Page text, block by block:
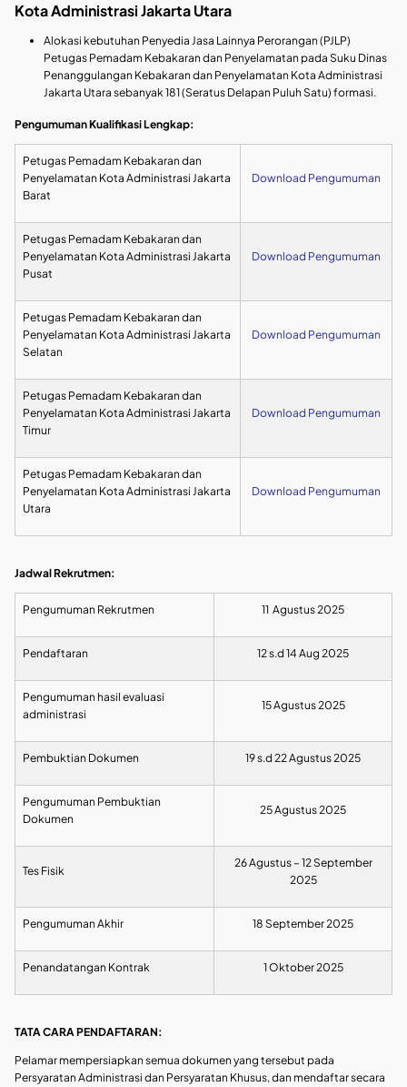
Kota Administrasi Jakarta Utara
Alokasi kebutuhan Penyedia Jasa Lainnya Perorangan (PJLP)
Petugas Pemadam Kebakaran dan Penyelamatan pada Suku Dinas
Penanggulangan Kebakaran dan Penyelamatan Kota Administrasi
Jakarta Utara sebanyak 181 (Seratus Delapan Puluh Satu) formasi.
Pengumuman Kualifikasi Lengkap:
Petugas Pemadam Kebakaran dan
Penyelamatan Kota Administrasi Jakarta
Barat
Download Pengumuman
Petugas Pemadam Kebakaran dan
Penyelamatan Kota Administrasi Jakarta
Pusat
Download Pengumuman
Petugas Pemadam Kebakaran dan
Penyelamatan Kota Administrasi Jakarta
Selatan
Download Pengumuman
Petugas Pemadam Kebakaran dan
Penyelamatan Kota Administrasi Jakarta
Timur
Download Pengumuman
Petugas Pemadam Kebakaran dan
Penyelamatan Kota Administrasi Jakarta
Utara
Download Pengumuman
Jadwal Rekrutmen:
Pengumuman Rekrutmen 11 Agustus 2025
Pendaftaran 12 s.d 14 Aug 2025
Pengumuman hasil evaluasi
administrasi
15 Agustus 2025
Pembuktian Dokumen 19 s.d 22 Agustus 2025
Pengumuman Pembuktian
Dokumen
25 Agustus 2025
Tes Fisik
26 Agustus – 12 September
2025
Pengumuman Akhir 18 September 2025
Penandatangan Kontrak 1 Oktober 2025
TATA CARA PENDAFTARAN:
Pelamar mempersiapkan semua dokumen yang tersebut pada
Persyaratan Administrasi dan Persyaratan Khusus, dan mendaftar secara